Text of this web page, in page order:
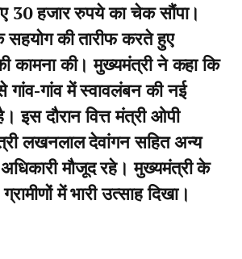
30 हजार रुपये का चेक सौंपा।
सहयोग की तारीफ करते हुए
कामना की। मुख्यमंत्री ने कहा कि
गांव-गांव में स्वावलंबन की नई
इस दौरान वित्त मंत्री ओपी
लखनलाल देवांगन सहित अन्य
मौजूद रहे। मुख्यमंत्री के
में भारी उत्साह दिखा।